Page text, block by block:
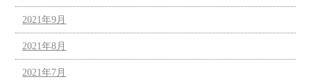
2021年9月
2021年8月
2021年7月